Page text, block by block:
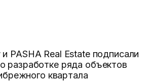
PASHA Real Estate подписали
разработке ряда объектов
квартала